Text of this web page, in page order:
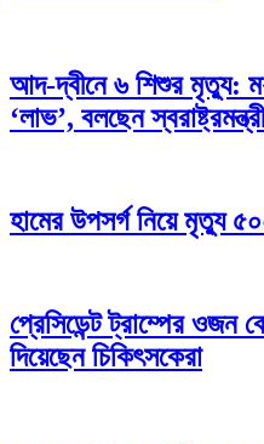
আদ-দ্বীনে ৬ শিশুর মৃত্যু:
‘লাভ’, বলছেন স্বরাষ্ট্রমন্ত্রী
হামের উপসর্গ নিয়ে মৃত্যু
প্রেসিডেন্ট ট্রাম্পের ওজন
দিয়েছেন চিকিৎসকেরা